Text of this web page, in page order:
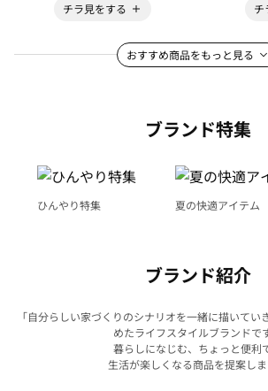
チラ見をする
チ
おすすめ商品をもっと見る
ブランド特集
ひんやり特集 夏の快適アイテム
ブランド紹介
「自分らしい家づくりのシナリオを一緒に描いてい
めたライフスタイルブランドで
暮らしになじむ、ちょっと便利で
生活が楽しくなる商品を提案しま